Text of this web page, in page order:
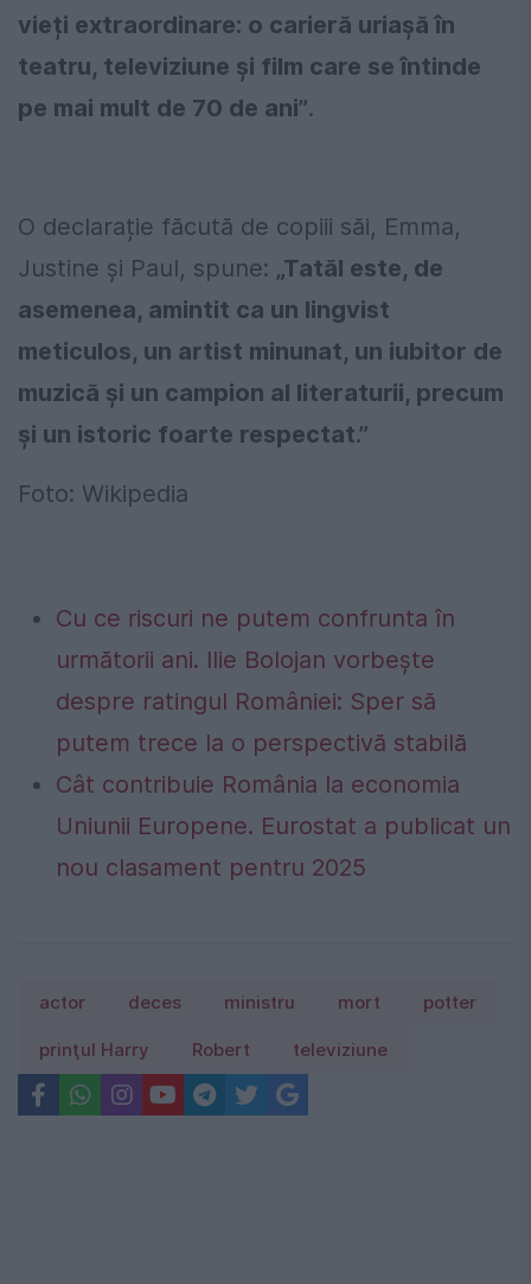
vieți extraordinare: o carieră uriașă în
teatru, televiziune și film care se întinde
pe mai mult de 70 de ani”.
O declarație făcută de copiii săi, Emma,
Justine și Paul, spune: „Tatăl este, de
asemenea, amintit ca un lingvist
meticulos, un artist minunat, un iubitor de
muzică și un campion al literaturii, precum
și un istoric foarte respectat.”
Foto: Wikipedia
Cu ce riscuri ne putem confrunta în
următorii ani. Ilie Bolojan vorbește
despre ratingul României: Sper să
putem trece la o perspectivă stabilă
Cât contribuie România la economia
Uniunii Europene. Eurostat a publicat un
nou clasament pentru 2025
actor deces ministru mort potter
prinţul Harry Robert televiziune